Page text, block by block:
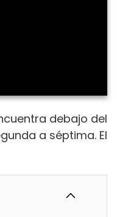
debajo del
a séptima. El